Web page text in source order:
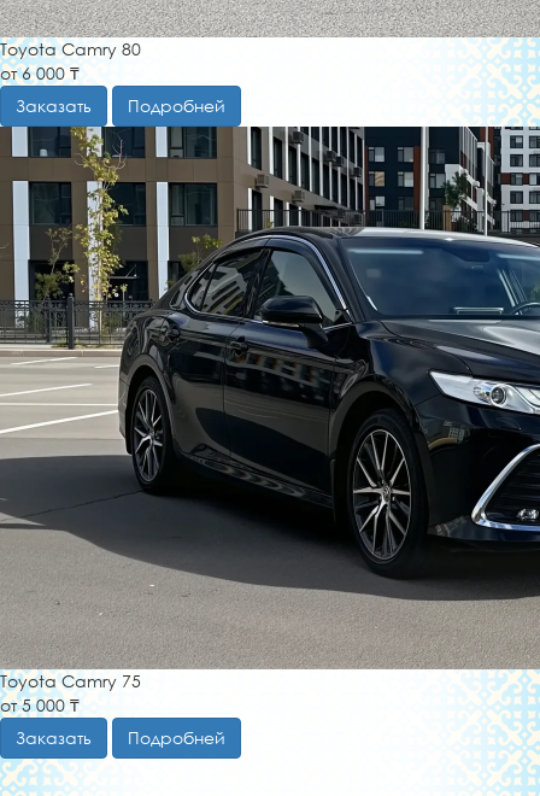
Toyota Camry 80
от 6 000 ₸
Заказать
Подробней
Toyota Camry 75
от 5 000 ₸
Заказать
Подробней